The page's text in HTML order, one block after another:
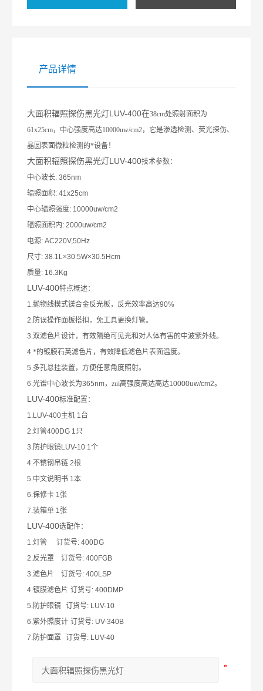
产品详情
大面积辐照探伤黑光灯LUV-400在38cm处照射面积为
61x25cm，中心强度高达10000uw/cm2，它是渗透检测、荧光探伤、
晶圆表面微粒检测的*设备！
大面积辐照探伤黑光灯LUV-400技术参数：
中心波长: 365nm
辐照面积: 41x25cm
中心辐照强度: 10000uw/cm2
辐照面积内 : 2000uw/cm2
电源: AC220V,50Hz
尺寸: 38.1L×30.5W×30.5Hcm
质量: 16.3Kg
LUV-400特点概述：
1.抛物线模式镁合金反光板，反光效率高达90%
2.防误操作面板搭扣，免工具更换灯管。
3.双滤色片设计，有效隔绝可见光和对人体有害的中波紫外线。
4.*的镀膜石英滤色片，有效降低滤色片表面温度。
5.多孔悬挂装置，方便任意角度照射。
6.光谱中心波长为365nm，zui高强度高达高达10000uw/cm2。
LUV-400标准配置：
1.LUV-400主机 1台
2.灯管400DG 1只
3.防护眼镜LUV-10 1个
4.不锈钢吊链 2根
5.中文说明书 1本
6.保修卡 1张
7.装箱单 1张
LUV-400选配件：
1.灯管 订货号: 400DG
2.反光罩 订货号: 400FGB
3.滤色片 订货号: 400LSP
4.镀膜滤色片 订货号: 400DMP
5.防护眼镜 订货号: LUV-10
6.紫外照度计 订货号: UV-340B
7.防护面罩 订货号: LUV-40